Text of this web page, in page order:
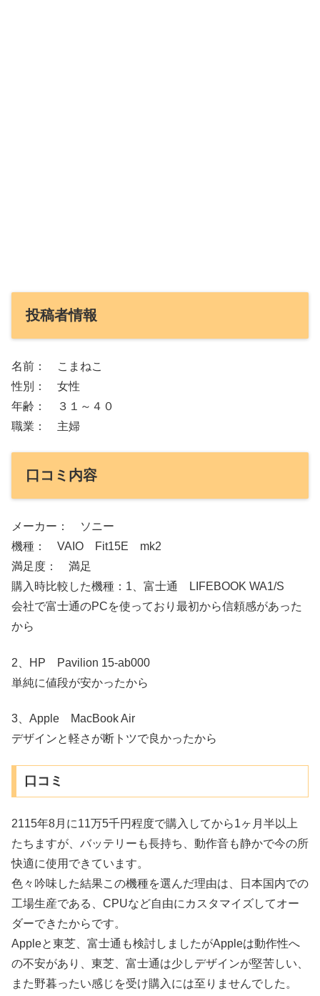
投稿者情報
名前： こまねこ
性別： 女性
年齢： ３１～４０
職業： 主婦
口コミ内容
メーカー： ソニー
機種： VAIO Fit15E mk2
満足度： 満足
購入時比較した機種：1、富士通 LIFEBOOK WA1/S
会社で富士通のPCを使っており最初から信頼感があった
から
2、HP Pavilion 15-ab000
単純に値段が安かったから
3、Apple MacBook Air
デザインと軽さが断トツで良かったから
口コミ
2115年8月に11万5千円程度で購入してから1ヶ月半以上
たちますが、バッテリーも長持ち、動作音も静かで今の所
快適に使用できています。
色々吟味した結果この機種を選んだ理由は、日本国内での
工場生産である、CPUなど自由にカスタマイズしてオー
ダーできたからです。
Appleと東芝、富士通も検討しましたがAppleは動作性へ
の不安があり、東芝、富士通は少しデザインが堅苦しい、
また野暮ったい感じを受け購入には至りませんでした。